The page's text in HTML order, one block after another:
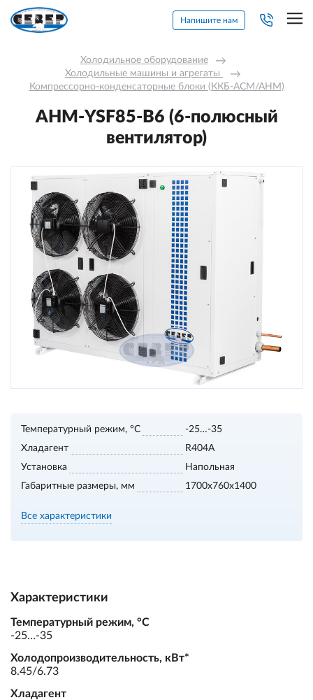
Напишите нам
Холодильное оборудование →
Холодильные машины и агрегаты →
Компрессорно-конденсаторные блоки (ККБ-АСМ/АНМ)
АНМ-YSF85-В6 (6-полюсный
вентилятор)
Температурный режим, °С
-25…-35
Хладагент
R404A
Установка
Напольная
Габаритные размеры, мм
1700х760х1400
Все характеристики
Характеристики
Температурный режим, °С
-25…-35
Холодопроизводительность, кВт*
8.45/6.73
Хладагент